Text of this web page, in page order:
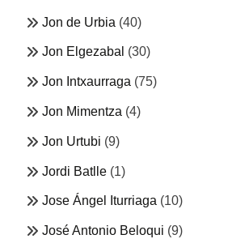
Jon de Urbia (40)
Jon Elgezabal (30)
Jon Intxaurraga (75)
Jon Mimentza (4)
Jon Urtubi (9)
Jordi Batlle (1)
Jose Ángel Iturriaga (10)
José Antonio Beloqui (9)